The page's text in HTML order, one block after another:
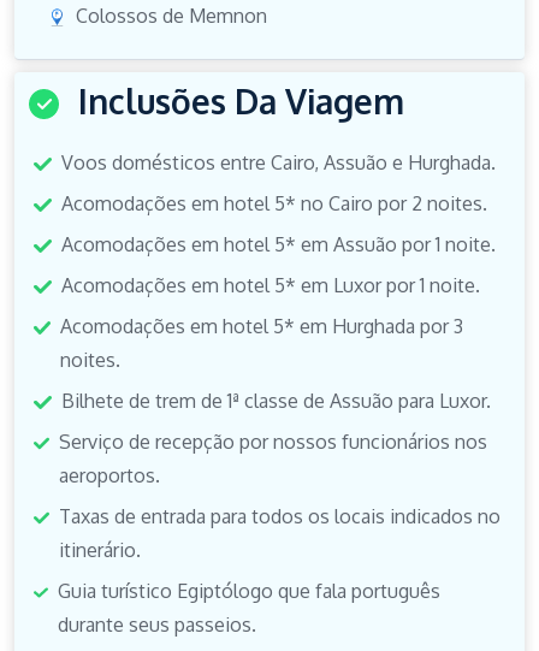
Colossos de Memnon
Inclusões Da Viagem
Voos domésticos entre Cairo, Assuão e Hurghada.
Acomodações em hotel 5* no Cairo por 2 noites.
Acomodações em hotel 5* em Assuão por 1 noite.
Acomodações em hotel 5* em Luxor por 1 noite.
Acomodações em hotel 5* em Hurghada por 3
noites.
Bilhete de trem de 1ª classe de Assuão para Luxor.
Serviço de recepção por nossos funcionários nos
aeroportos.
Taxas de entrada para todos os locais indicados no
itinerário.
Guia turístico Egiptólogo que fala português
durante seus passeios.